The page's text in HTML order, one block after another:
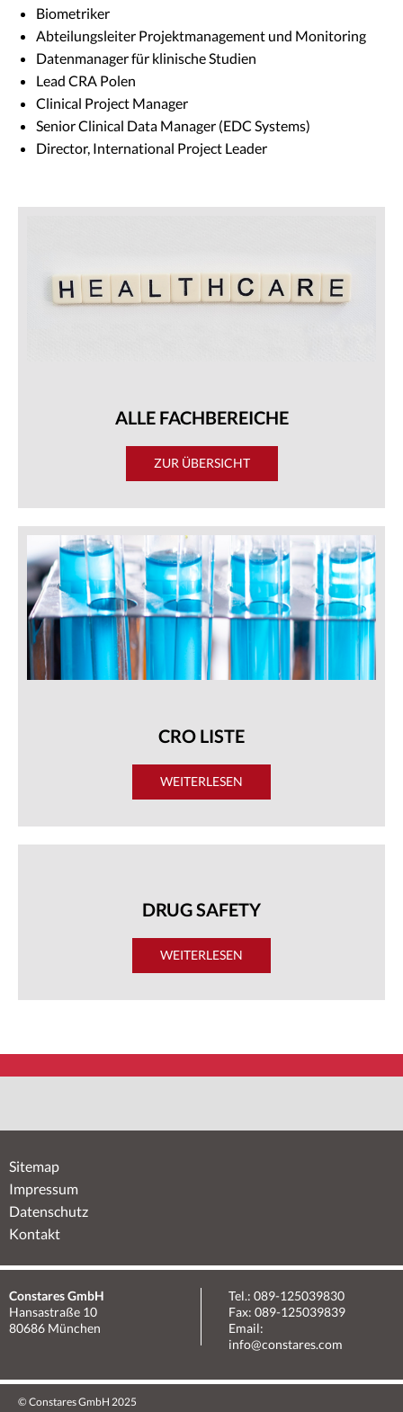
Biometriker
Abteilungsleiter Projektmanagement und Monitoring
Datenmanager für klinische Studien
Lead CRA Polen
Clinical Project Manager
Senior Clinical Data Manager (EDC Systems)
Director, International Project Leader
ALLE FACHBEREICHE
ZUR ÜBERSICHT
CRO LISTE
WEITERLESEN
DRUG SAFETY
WEITERLESEN
Sitemap
Impressum
Datenschutz
Kontakt
Constares GmbH
Hansastraße 10
80686 München
Tel.: 089-125039830
Fax: 089-125039839
Email:
info@constares.com
© Constares GmbH 2025